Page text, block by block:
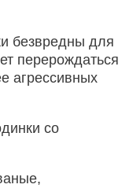
безвредны для
перерождаться
агрессивных
со